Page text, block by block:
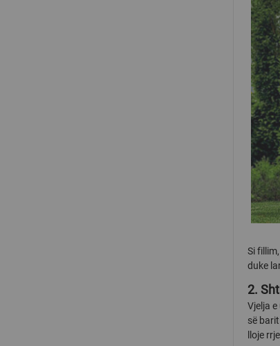
Si
duke
2.
Vjelja
së
lloje